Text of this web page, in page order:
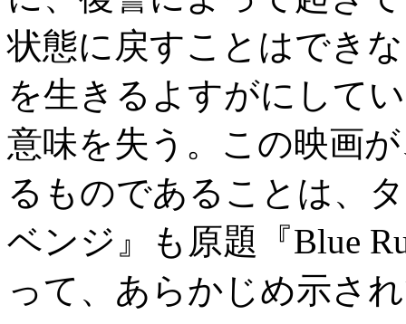
状態に戻すことはでき
を生きるよすがにして
意味を失う。この映画
るものであることは、
ベンジ』も原題『Blue
って、あらかじめ示さ